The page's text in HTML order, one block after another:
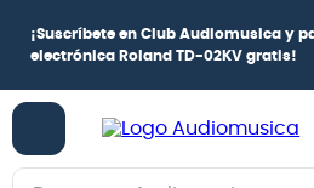
¡Suscríbete en Club Audiomusica y
electrónica Roland TD-02KV gratis!
Buscar en Audiomusica.com